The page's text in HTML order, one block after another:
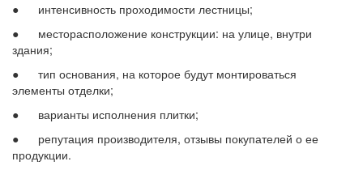
● интенсивность проходимости лестницы;
● месторасположение конструкции: на улице, внутри
здания;
● тип основания, на которое будут монтироваться
элементы отделки;
● варианты исполнения плитки;
● репутация производителя, отзывы покупателей о ее
продукции.